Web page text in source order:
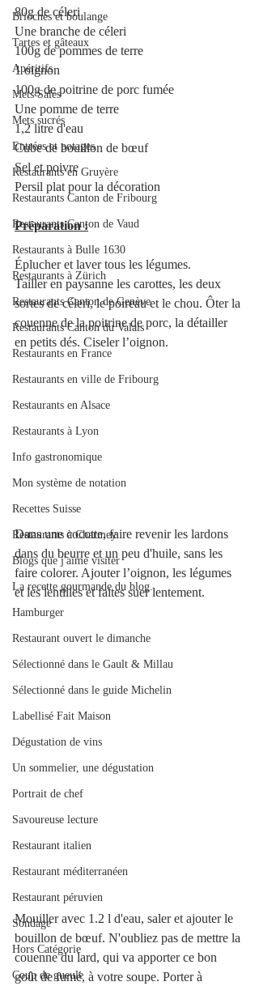
Brioches et boulange
Tartes et gâteaux
Apéritifs
Mets Salés
Mets sucrés
Entrées et potages
Restaurants en Gruyère
Restaurants Canton de Fribourg
Restaurants Canton de Vaud
Restaurants à Bulle 1630
Restaurants à Zürich
Restaurants Canton de Genève
Restaurants Canton du Valais
Restaurants en France
Restaurants en ville de Fribourg
Restaurants en Alsace
Restaurants à Lyon
Info gastronomique
Mon système de notation
Recettes Suisse
Restaurants à Charmey
Blogs que j'aime visiter
La recette gourmande du blog.
Hamburger
Restaurant ouvert le dimanche
Sélectionné dans le Gault & Millau
Sélectionné dans le guide Michelin
Labellisé Fait Maison
Dégustation de vins
Un sommelier, une dégustation
Portrait de chef
Savoureuse lecture
Restaurant italien
Restaurant méditerranéen
Restaurant péruvien
Sondage
Hors Catégorie
Coup de gueule
80g de céleri
Une branche de céleri
100g de pommes de terre
1 oignon
100g de poitrine de porc fumée
Une pomme de terre
1,2 litre d'eau
Cube de bouillon de bœuf
Sel et poivre
Persil plat pour la décoration
Préparation :
Éplucher et laver tous les légumes.
Tailler en paysanne les carottes, les deux
sortes de céleri, le poireau et le chou. Ôter la
couenne de la poitrine de porc, la détailler
en petits dés. Ciseler l’oignon.
Dans une cocotte, faire revenir les lardons
dans du beurre et un peu d'huile, sans les
faire colorer. Ajouter l’oignon, les légumes
et les lentilles et faites suer lentement.
Mouiller avec 1.2 l d'eau, saler et ajouter le
bouillon de bœuf. N'oubliez pas de mettre la
couenne du lard, qui va apporter ce bon
goût de fumé, à votre soupe. Porter à